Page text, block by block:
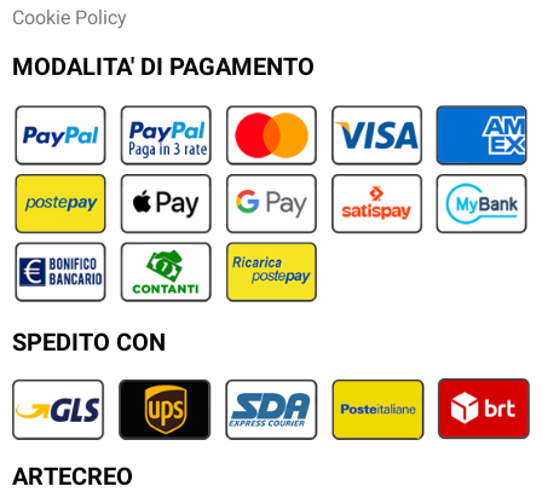
Cookie Policy
MODALITA' DI PAGAMENTO
SPEDITO CON
ARTECREO